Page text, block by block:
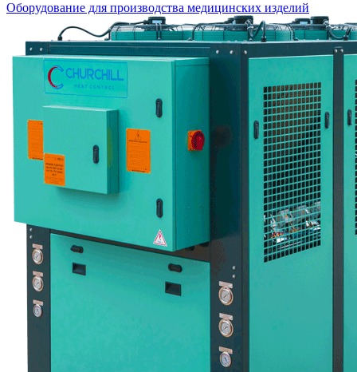
Оборудование для производства медицинских изделий